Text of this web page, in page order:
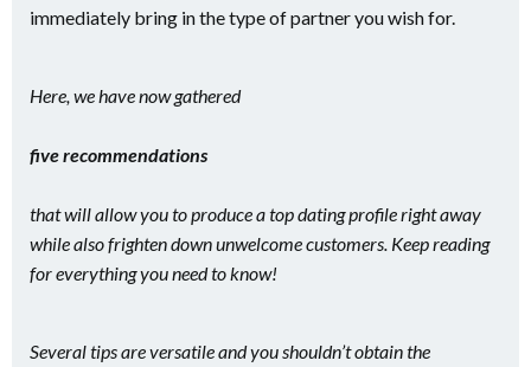
immediately bring in the type of partner you wish for.
Here, we have now gathered
five recommendations
that will allow you to produce a top dating profile right away
while also frighten down unwelcome customers. Keep reading
for everything you need to know!
Several tips are versatile and you shouldn’t obtain the